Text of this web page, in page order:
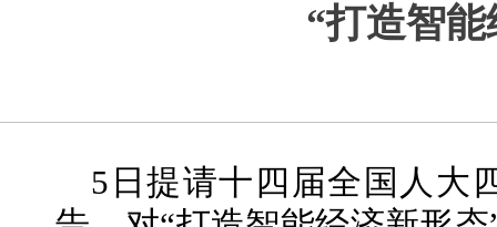
“打造智
5日提请十四届全国人大